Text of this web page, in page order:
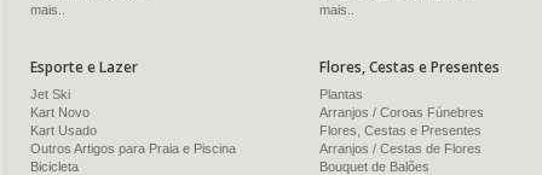
mais..
mais..
Esporte e Lazer
Jet Ski
Kart Novo
Kart Usado
Outros Artigos para Praia e Piscina
Bicicleta
Flores, Cestas e Presentes
Plantas
Arranjos / Coroas Fúnebres
Flores, Cestas e Presentes
Arranjos / Cestas de Flores
Bouquet de Balões